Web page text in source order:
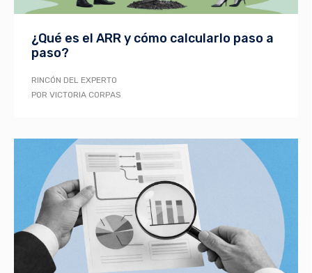
¿Qué es el ARR y cómo calcularlo paso a
paso?
RINCÓN DEL EXPERTO
POR VICTORIA CORPAS